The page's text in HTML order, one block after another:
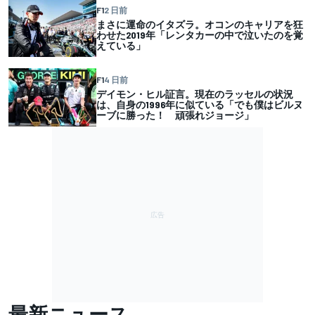
F12 日前
まさに運命のイタズラ。オコンのキャリアを狂
わせた2019年「レンタカーの中で泣いたのを覚
えている」
F14 日前
デイモン・ヒル証言。現在のラッセルの状況
は、自身の1996年に似ている「でも僕はビルヌ
ーブに勝った！ 頑張れジョージ」